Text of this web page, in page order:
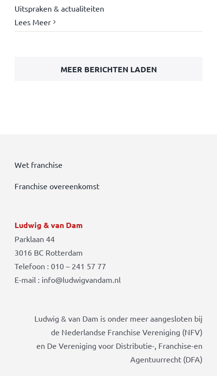
Uitspraken & actualiteiten
Lees Meer
MEER BERICHTEN LADEN
Wet franchise
Franchise overeenkomst
Ludwig & van Dam
Parklaan 44
3016 BC Rotterdam
Telefoon : 010 – 241 57 77
E-mail : info@ludwigvandam.nl
Ludwig & van Dam is onder meer aangesloten bij
de Nederlandse Franchise Vereniging (NFV)
en De Vereniging voor Distributie-, Franchise-en
Agentuurrecht (DFA)